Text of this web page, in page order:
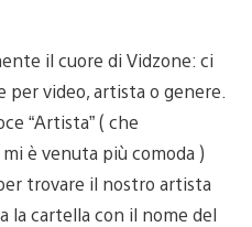
il cuore di Vidzone: ci
per video, artista o genere.
“Artista” ( che
è venuta più comoda )
trovare il nostro artista
la cartella con il nome del